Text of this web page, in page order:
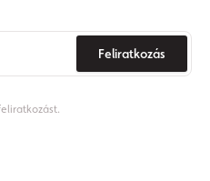
Feliratkozás